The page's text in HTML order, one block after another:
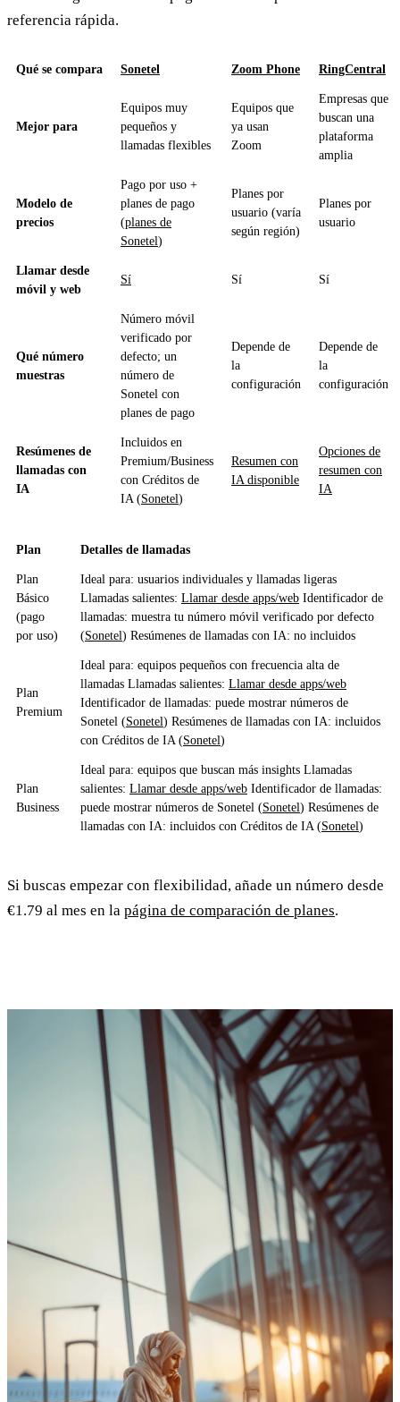
referencia rápida.
Qué se compara Sonetel Zoom Phone RingCentral
Mejor para
Equipos muy
pequeños y
llamadas flexibles
Equipos que
ya usan
Zoom
Empresas que
buscan una
plataforma
amplia
Modelo de
precios
Pago por uso +
planes de pago
(planes de
Sonetel)
Planes por
usuario (varía
según región)
Planes por
usuario
Llamar desde
móvil y web
Sí Sí Sí
Qué número
muestras
Número móvil
verificado por
defecto; un
número de
Sonetel con
planes de pago
Depende de
la
configuración
Depende de
la
configuración
Resúmenes de
llamadas con
IA
Incluidos en
Premium/Business
con Créditos de
IA (Sonetel)
Resumen con
IA disponible
Opciones de
resumen con
IA
Plan Detalles de llamadas
Plan
Básico
(pago
por uso)
Ideal para: usuarios individuales y llamadas ligeras
Llamadas salientes: Llamar desde apps/web Identificador de
llamadas: muestra tu número móvil verificado por defecto
(Sonetel) Resúmenes de llamadas con IA: no incluidos
Plan
Premium
Ideal para: equipos pequeños con frecuencia alta de
llamadas Llamadas salientes: Llamar desde apps/web
Identificador de llamadas: puede mostrar números de
Sonetel (Sonetel) Resúmenes de llamadas con IA: incluidos
con Créditos de IA (Sonetel)
Plan
Business
Ideal para: equipos que buscan más insights Llamadas
salientes: Llamar desde apps/web Identificador de llamadas:
puede mostrar números de Sonetel (Sonetel) Resúmenes de
llamadas con IA: incluidos con Créditos de IA (Sonetel)
Si buscas empezar con flexibilidad, añade un número desde
€1.79 al mes en la página de comparación de planes.